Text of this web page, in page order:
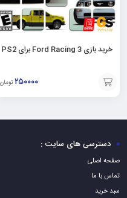
خرید بازی Ford Racing 3 برای PS2
۲۵۰۰۰۰ تومان
افزودن
به
دسترسی های سایت :
صفحه اصلی
تماس با ما
سبد خرید